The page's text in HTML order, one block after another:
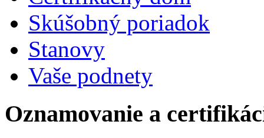
Skúšobný poriadok
Stanovy
Vaše podnety
Oznamovanie a